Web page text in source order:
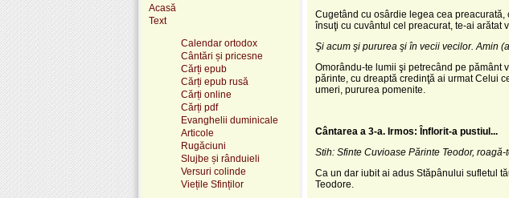
Cugetând cu osârdie legea cea
însuţi cu cuvântul cel preacurat, te-ai arătat
Şi acum şi pururea şi în vecii vecilor. Amin
Omorându-te lumii şi petrecând pe pământ
părinte, cu dreaptă credinţă ai urmat Celui
umeri, pururea pomenite.
Cântarea a 3-a. Irmos: Înflorit-a pustiul...
Stih: Sfinte Cuvioase Părinte Teodor,
Ca un dar iubit ai adus Stăpânului sufletul
Teodore.
Acasă
Text
Calendar ortodox
Cântări și pricesne
Cărți epub
Cărți epub rusă
Cărți online
Cărți pdf
Evanghelii duminicale
Articole
Rugăciuni
Slujbe și rânduieli
Versuri colinde
Viețile Sfinților